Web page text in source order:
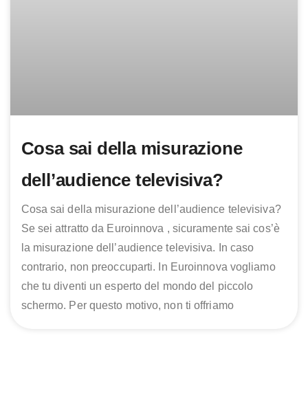
Cosa sai della misurazione
dell’audience televisiva?
Cosa sai della misurazione dell’audience televisiva?
Se sei attratto da Euroinnova , sicuramente sai cos’è
la misurazione dell’audience televisiva. In caso
contrario, non preoccuparti. In Euroinnova vogliamo
che tu diventi un esperto del mondo del piccolo
schermo. Per questo motivo, non ti offriamo